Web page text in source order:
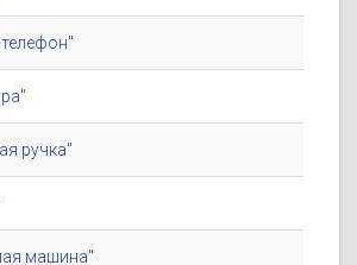
ручка"
машина"